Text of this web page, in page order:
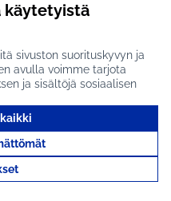
käytetyistä
sivuston suorituskyvyn ja
avulla voimme tarjota
ja sisältöjä sosiaalisen
#984
uimarannalle
ja
Etelä-Tuusulan kylät